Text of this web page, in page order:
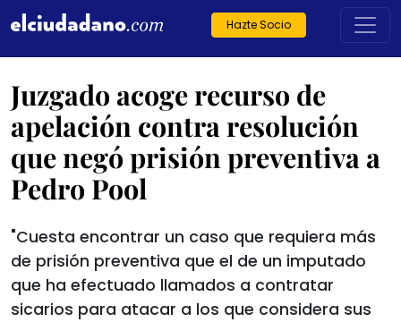
Hazte Socio
Juzgado acoge recurso de
apelación contra resolución
que negó prisión preventiva a
Pedro Pool
"Cuesta encontrar un caso que requiera más
de prisión preventiva que el de un imputado
que ha efectuado llamados a contratar
sicarios para atacar a los que considera sus